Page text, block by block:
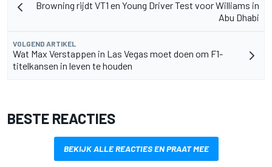
Browning rijdt VT1 en Young Driver Test voor Williams in
Abu Dhabi
VOLGEND ARTIKEL
Wat Max Verstappen in Las Vegas moet doen om F1-
titelkansen in leven te houden
BESTE REACTIES
BEKIJK ALLE REACTIES EN PRAAT MEE